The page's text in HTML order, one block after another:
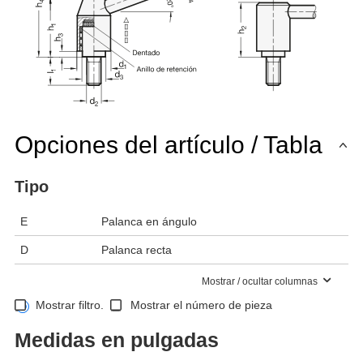
Opciones del artículo / Tabla
Tipo
E Palanca en ángulo
D Palanca recta
Mostrar / ocultar columnas
Mostrar filtro. Mostrar el número de pieza
Medidas en pulgadas